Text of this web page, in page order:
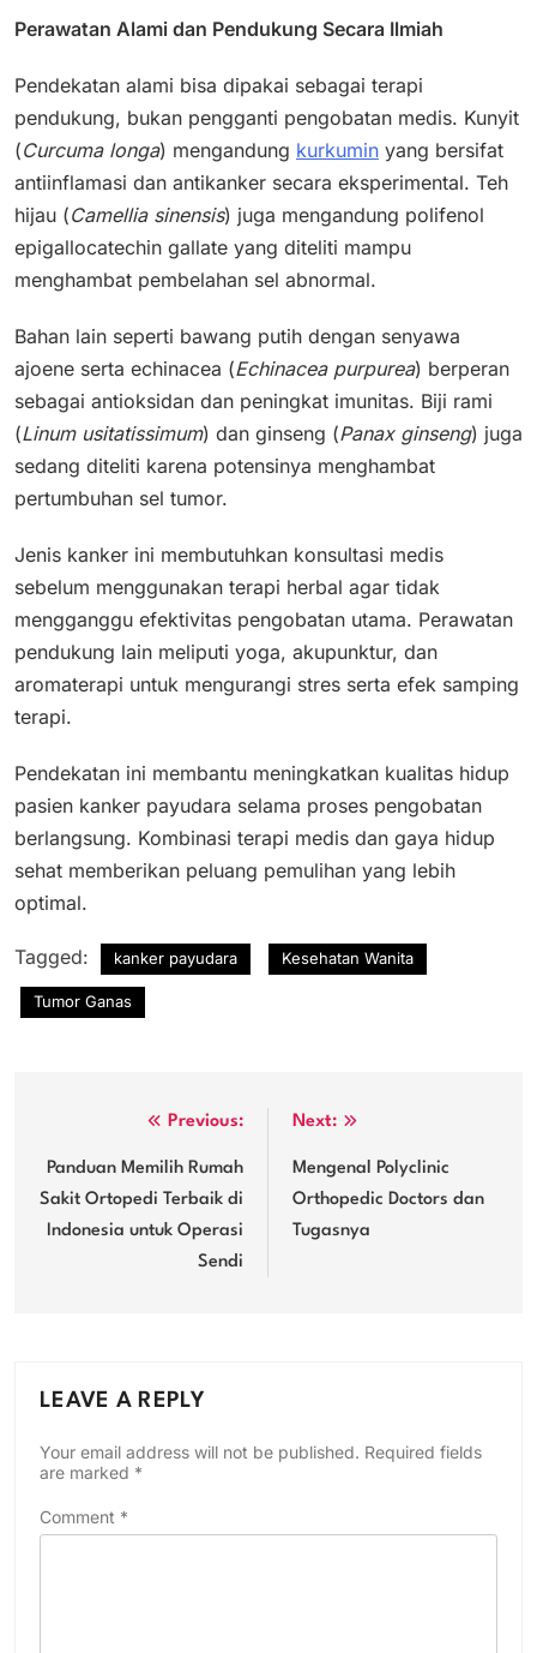
Perawatan Alami dan Pendukung Secara Ilmiah
Pendekatan alami bisa dipakai sebagai terapi
pendukung, bukan pengganti pengobatan medis. Kunyit
(Curcuma longa) mengandung kurkumin yang bersifat
antiinflamasi dan antikanker secara eksperimental. Teh
hijau (Camellia sinensis) juga mengandung polifenol
epigallocatechin gallate yang diteliti mampu
menghambat pembelahan sel abnormal.
Bahan lain seperti bawang putih dengan senyawa
ajoene serta echinacea (Echinacea purpurea) berperan
sebagai antioksidan dan peningkat imunitas. Biji rami
(Linum usitatissimum) dan ginseng (Panax ginseng) juga
sedang diteliti karena potensinya menghambat
pertumbuhan sel tumor.
Jenis kanker ini membutuhkan konsultasi medis
sebelum menggunakan terapi herbal agar tidak
mengganggu efektivitas pengobatan utama. Perawatan
pendukung lain meliputi yoga, akupunktur, dan
aromaterapi untuk mengurangi stres serta efek samping
terapi.
Pendekatan ini membantu meningkatkan kualitas hidup
pasien kanker payudara selama proses pengobatan
berlangsung. Kombinasi terapi medis dan gaya hidup
sehat memberikan peluang pemulihan yang lebih
optimal.
Tagged: kanker payudara Kesehatan Wanita
Tumor Ganas
navigation
Previous:
Panduan Memilih Rumah
Sakit Ortopedi Terbaik di
Indonesia untuk Operasi
Sendi
Next:
Mengenal Polyclinic
Orthopedic Doctors dan
Tugasnya
LEAVE A REPLY
Your email address will not be published. Required fields
are marked *
Comment *